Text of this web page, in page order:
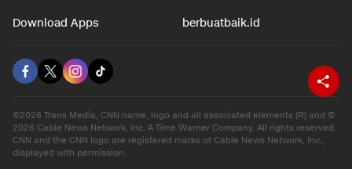
Download Apps berbuatbaik.id
©2026 Trans Media, CNN name, logo and all associated elements (R) and ©
2026 Cable News Network, Inc. A Time Warner Company. All rights reserved.
CNN and the CNN logo are registered marks of Cable News Network, Inc.,
displayed with permission.